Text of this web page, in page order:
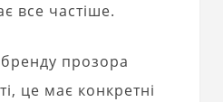
все частіше.
прозора
це має конкретні